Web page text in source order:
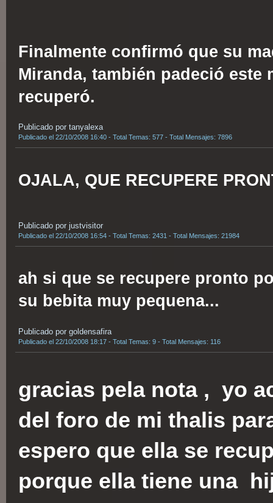
Finalmente confirmó que su
Miranda, también padeció este
recuperó.
Publicado por tanyalexa
Publicado el 22/10/2008 16:40 - Total Temas: 577 - Total Mensajes: 7896
OJALA, QUE RECUPERE
Publicado por justvisitor
Publicado el 22/10/2008 16:54 - Total Temas: 2431 - Total Mensajes: 21984
ah si que se recupere pronto
su bebita muy pequena...
Publicado por goldensafira
Publicado el 22/10/2008 18:17 - Total Temas: 9 - Total Mensajes: 116
gracias pela nota , yo
del foro de mi thalis
espero que ella se
porque ella tiene una